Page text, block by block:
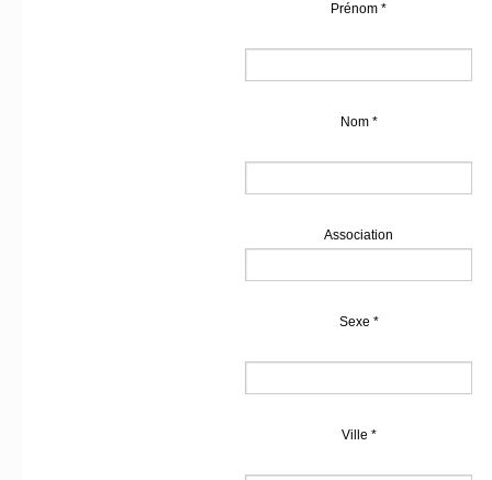
Prénom *
Nom *
Association
Sexe *
Ville *